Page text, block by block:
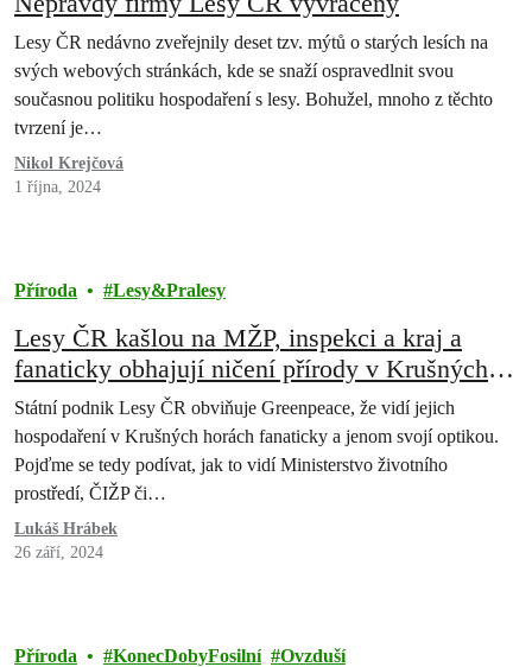
Lesy ČR nedávno zveřejnily deset tzv. mýtů o starých lesích na
svých webových stránkách, kde se snaží ospravedlnit svou
současnou politiku hospodaření s lesy. Bohužel, mnoho z těchto
tvrzení je…
Nikol Krejčová
1 října, 2024
Příroda Lesy&Pralesy
Lesy ČR kašlou na MŽP, inspekci a kraj a
fanaticky obhajují ničení přírody v Krušných
horách
Státní podnik Lesy ČR obviňuje Greenpeace, že vidí jejich
hospodaření v Krušných horách fanaticky a jenom svojí optikou.
Pojďme se tedy podívat, jak to vidí Ministerstvo životního
prostředí, ČIŽP či…
Lukáš Hrábek
26 září, 2024
Příroda KonecDobyFosilní Ovzduší